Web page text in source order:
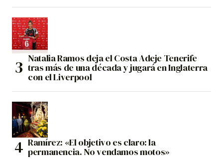
Natalia Ramos deja el Costa Adeje Tenerife
tras más de una década y jugará en Inglaterra
con el Liverpool
Ramírez: «El objetivo es claro: la
permanencia. No vendamos motos»